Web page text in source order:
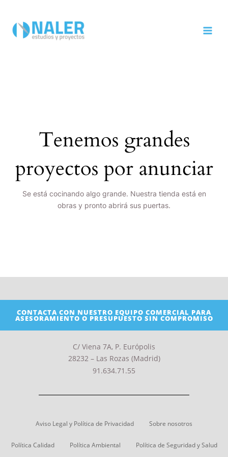
contenido
Tenemos grandes
proyectos por anunciar
Se está cocinando algo grande. Nuestra tienda está en
obras y pronto abrirá sus puertas.
CONTACTA CON NUESTRO EQUIPO COMERCIAL PARA
ASESORAMIENTO O PRESUPUESTO SIN COMPROMISO
C/ Viena 7A, P. Európolis
28232 – Las Rozas (Madrid)
91.634.71.55
Aviso Legal y Política de Privacidad Sobre nosotros
Política Calidad Política Ambiental Política de Seguridad y Salud